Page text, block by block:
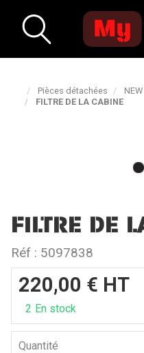
Pièces détachées
FILTRE DE LA CABINE
FILTRE DE
Réf : 5097838
220,00 € HT
2 En stock
Quantité